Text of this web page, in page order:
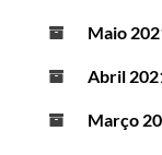
Maio
Abril
Março